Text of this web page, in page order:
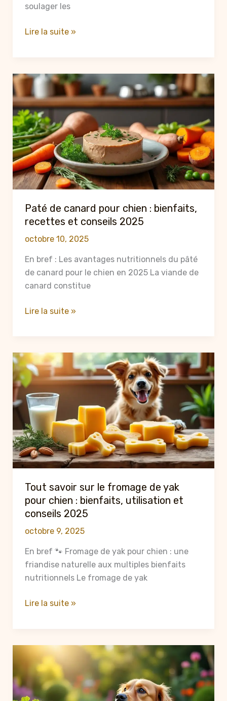
soulager les
Moule
bienfaits,
utilisations
et
conseils
en
2025
Lire la suite »
Paté de canard pour chien : bienfaits,
recettes et conseils 2025
octobre 10, 2025
En bref : Les avantages nutritionnels du pâté
de canard pour le chien en 2025 La viande de
canard constitue
Paté
chien
:
bienfaits,
recettes
et
conseils
2025
Lire la suite »
Tout savoir sur le fromage de yak
pour chien : bienfaits, utilisation et
conseils 2025
octobre 9, 2025
En bref 🐾 Fromage de yak pour chien : une
friandise naturelle aux multiples bienfaits
nutritionnels Le fromage de yak
Tout
fromage
yak
pour
Lire la suite »